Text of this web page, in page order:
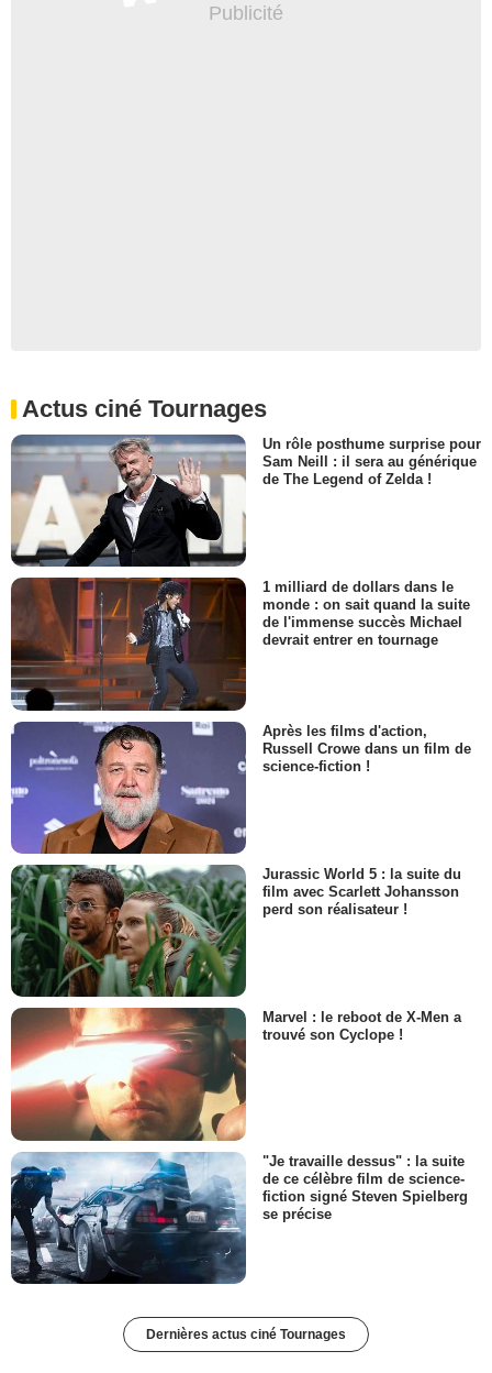
Actus ciné Tournages
Un rôle posthume surprise pour
Sam Neill : il sera au générique
de The Legend of Zelda !
1 milliard de dollars dans le
monde : on sait quand la suite
de l'immense succès Michael
devrait entrer en tournage
Après les films d'action,
Russell Crowe dans un film de
science-fiction !
Jurassic World 5 : la suite du
film avec Scarlett Johansson
perd son réalisateur !
Marvel : le reboot de X-Men a
trouvé son Cyclope !
"Je travaille dessus" : la suite
de ce célèbre film de science-
fiction signé Steven Spielberg
se précise
Dernières actus ciné Tournages